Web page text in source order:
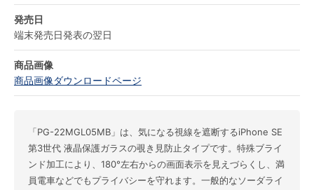
発売日
端末発売日発表の翌日
商品画像
商品画像ダウンロードページ
「PG-22MGL05MB」は、気になる視線を遮断するiPhone SE
第3世代 液晶保護ガラスの覗き見防止タイプです。特殊ブライ
ンド加工により、180°左右からの画面表示を見えづらくし、満
員電車などでもプライバシーを守れます。一般的なソーダライ